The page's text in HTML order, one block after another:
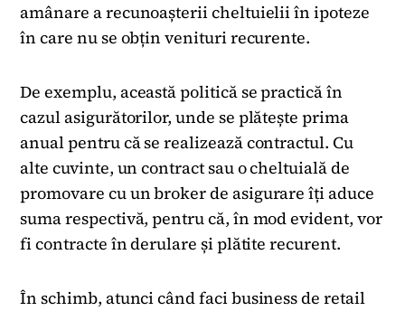
amânare a recunoașterii cheltuielii în ipoteze
în care nu se obțin venituri recurente.
De exemplu, această politică se practică în
cazul asigurătorilor, unde se plătește prima
anual pentru că se realizează contractul. Cu
alte cuvinte, un contract sau o cheltuială de
promovare cu un broker de asigurare îți aduce
suma respectivă, pentru că, în mod evident, vor
fi contracte în derulare și plătite recurent.
În schimb, atunci când faci business de retail